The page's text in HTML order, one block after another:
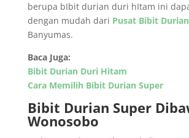
berupa bIbit durian duri hItam ini
dengan mudah dari Pusat Bibit
Banyumas.
Baca Juga:
Bibit Durian Duri Hitam
Cara Memilih Bibit Durian Super
Bibit Durian Super
Wonosobo